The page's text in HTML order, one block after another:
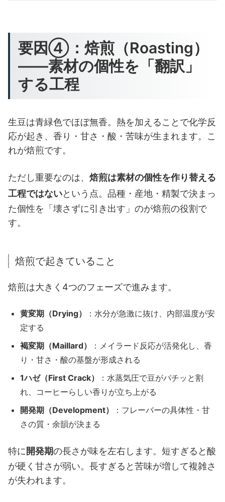
要因④：焙煎（Roasting）
——素材の個性を「翻訳」
する工程
生豆は青緑色でほぼ無香。熱を加えることで化学反
応が起き、香り・甘さ・酸・苦味が生まれます。こ
れが焙煎です。
ただし重要なのは、 焙煎は素材の個性を作り替える
工程ではないという点。品種・産地・精製で決まっ
た個性を「壊さずに引き出す」のが焙煎の役割で
す。
焙煎で起きていること
焙煎は大きく4つのフェーズで進みます。
黄変期（Drying）
：水分が急激に抜け、内部温度が安
定する
褐変期（Maillard）
：メイラード反応が活発化し、香
り・甘さ・酸の基盤が形成される
1ハゼ（First Crack）
：水蒸気圧で豆がパチッと割
れ、コーヒーらしい香りが立ち上がる
開発期（Development）
：フレーバーの具体性・甘
さの質・余韻が決まる
特に 開発期の長さが味を左右します。短すぎると酸
が硬く甘さが弱い。長すぎると苦味が増して複雑さ
が失われます。